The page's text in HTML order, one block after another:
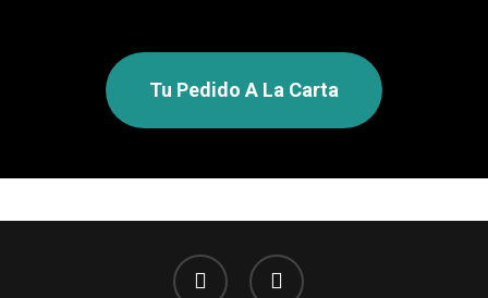
Tu Pedido A La Carta
facebook instagram